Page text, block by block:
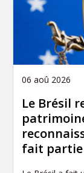
06 aoû 2026
Le Brésil
fait